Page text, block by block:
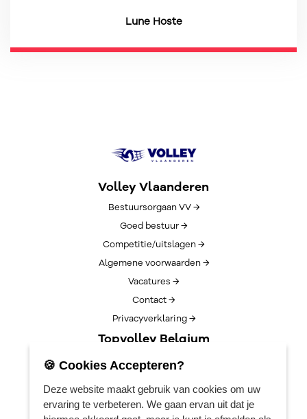
Lune Hoste
Volley Vlaanderen
Bestuursorgaan VV →
Goed bestuur →
Competitie/uitslagen →
Algemene voorwaarden →
Vacatures →
Contact →
Privacyverklaring →
Topvolley Belgium
Over TopVolleyBelgium →
Lotto Cup Finals →
🍪 Cookies Accepteren?
Deze website maakt gebruik van cookies om uw
ervaring te verbeteren. We gaan ervan uit dat je